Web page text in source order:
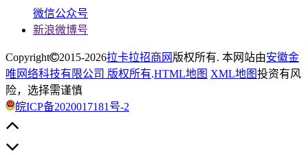
微信公众号
新浪微博号
Copyright 2015-2026拉卡拉招商网 版权所有. 本网站由安徽金
唯网络科技有限公司 版权所有.HTML地图 XML地图投资有风
险，选择需谨慎
皖ICP备2020017181号-2